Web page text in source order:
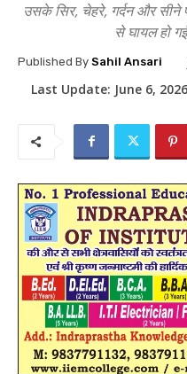
उसके सिर, चेहरे, गर्दन और सीने
से घायल हो
Published By Sahil Ansari
Last Update: June 6, 2026